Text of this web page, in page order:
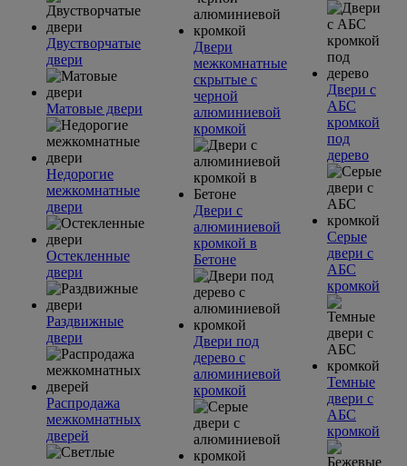
Двустворчатые
двери
Матовые двери
Недорогие
межкомнатные
двери
Остекленные
двери
Раздвижные
двери
Распродажа
межкомнатных
дверей
Двери
межкомнатные
скрытые с
черной
алюминиевой
кромкой
Двери с
алюминиевой
кромкой в
Бетоне
Двери под
дерево с
алюминиевой
кромкой
Двери с
АБС
кромкой
под
дерево
Серые
двери с
АБС
кромкой
Темные
двери с
АБС
кромкой